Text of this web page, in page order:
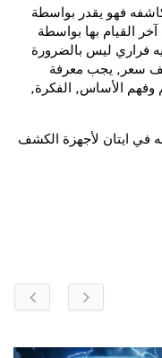
فهو يقدر بواسطة
القيام بها بواسطة
فراري ليس بالضرورة
سعر, يجب معرفة
وفهم الأساس, الفكرة,
في ايتان لأجهزة الكشف